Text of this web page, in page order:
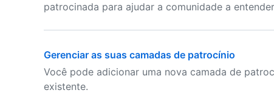
patrocinada para ajudar a comunidade a
Gerenciar as suas camadas de patrocínio
Você pode adicionar uma nova camada de
existente.